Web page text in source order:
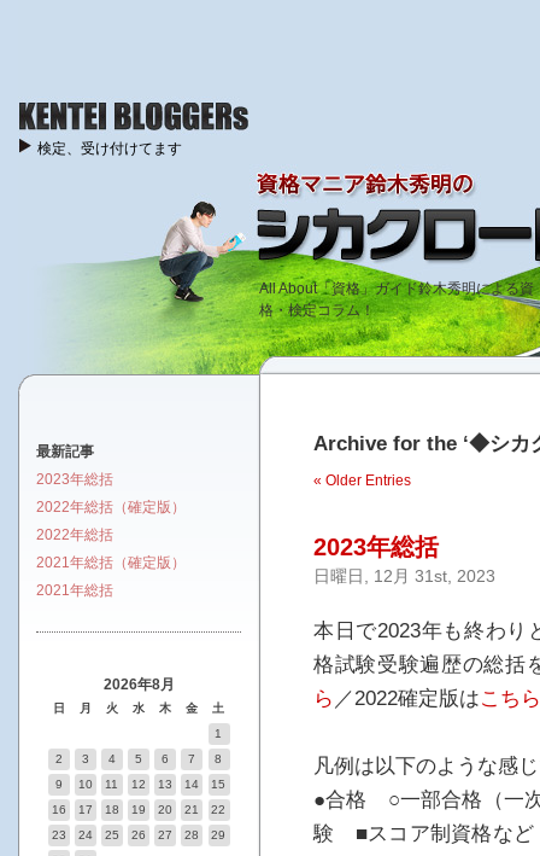
All About「資格」ガイド鈴木秀明による資
格・検定コラム！
検定、受け付けてます
Archive for the ‘◆シカ
« Older Entries
2023年総括
日曜日, 12月 31st, 2023
本日で2023年も終わり
格試験受験遍歴の総括
ら ／2022確定版はこちら
凡例は以下のような感
●合格 ○一部合格（一
験 ■スコア制資格な
最新記事
2023年総括
2022年総括（確定版）
2022年総括
2021年総括（確定版）
2021年総括
2026年8月
日 月 火 水 木 金 土
1
2
3 4 5 6 7
8
9
10 11 12 13 14
15
16
17 18 19 20 21
22
23
24 25 26 27 28
29